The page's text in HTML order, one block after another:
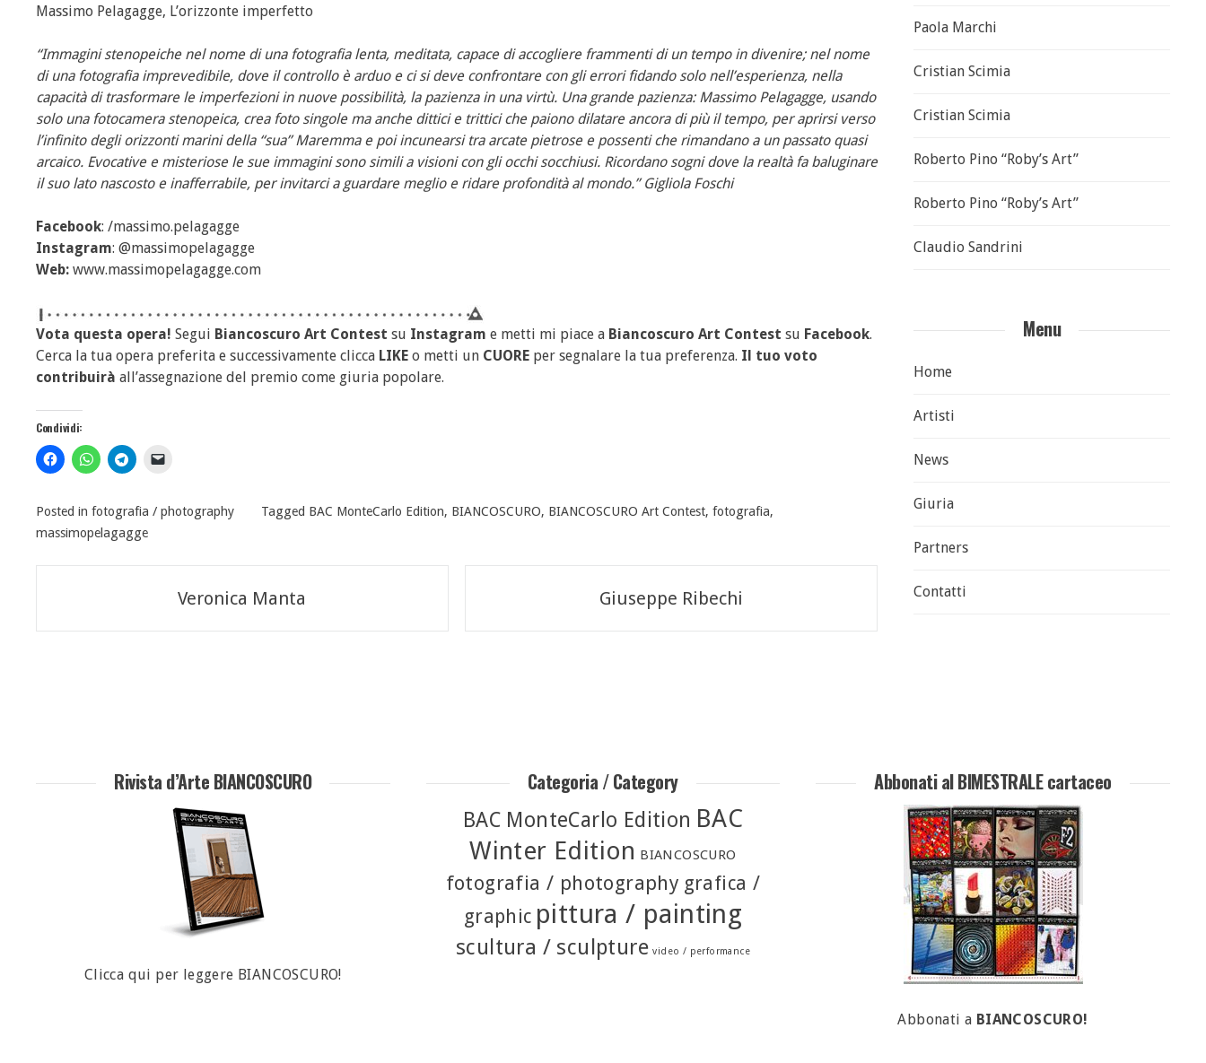
Massimo Pelagagge, L’orizzonte imperfetto
“Immagini stenopeiche nel nome di una fotografia lenta, meditata, capace di accogliere frammenti di un tempo in divenire; nel nome
di una fotografia imprevedibile, dove il controllo è arduo e ci si deve confrontare con gli errori fidando solo nell’esperienza, nella
capacità di trasformare le imperfezioni in nuove possibilità, la pazienza in una virtù. Una grande pazienza: Massimo Pelagagge, usando
solo una fotocamera stenopeica, crea foto singole ma anche dittici e trittici che paiono dilatare ancora di più il tempo, per aprirsi verso
l’infinito degli orizzonti marini della “sua” Maremma e poi incunearsi tra arcate pietrose e possenti che rimandano a un passato quasi
arcaico. Evocative e misteriose le sue immagini sono simili a visioni con gli occhi socchiusi. Ricordano sogni dove la realtà fa baluginare
il suo lato nascosto e inafferrabile, per invitarci a guardare meglio e ridare profondità al mondo.” Gigliola Foschi
Facebook: /massimo.pelagagge
Instagram: @massimopelagagge
Web: www.massimopelagagge.com
Vota questa opera! Segui Biancoscuro Art Contest su Instagram e metti mi piace a Biancoscuro Art Contest su Facebook.
Cerca la tua opera preferita e successivamente clicca LIKE o metti un CUORE per segnalare la tua preferenza. Il tuo voto
contribuirà all’assegnazione del premio come giuria popolare.
Condividi:
Posted in fotografia / photography Tagged BAC MonteCarlo Edition, BIANCOSCURO, BIANCOSCURO Art Contest, fotografia,
massimopelagagge
articoli
Veronica Manta Giuseppe Ribechi
Paola Marchi
Cristian Scimia
Cristian Scimia
Roberto Pino “Roby’s Art”
Roberto Pino “Roby’s Art”
Claudio Sandrini
Menu
Home
Artisti
News
Giuria
Partners
Contatti
Rivista d’Arte BIANCOSCURO
Clicca qui per leggere BIANCOSCURO!
Categoria / Category
BAC MonteCarlo Edition BAC
Winter Edition BIANCOSCURO
fotografia / photography grafica /
graphic pittura / painting
scultura / sculpture video / performance
Abbonati al BIMESTRALE cartaceo
Abbonati a BIANCOSCURO!